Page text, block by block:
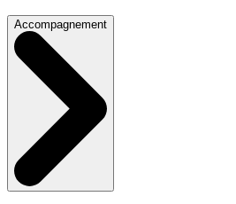
Accompagnement